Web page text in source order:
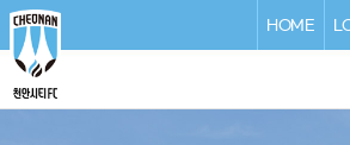
HOME